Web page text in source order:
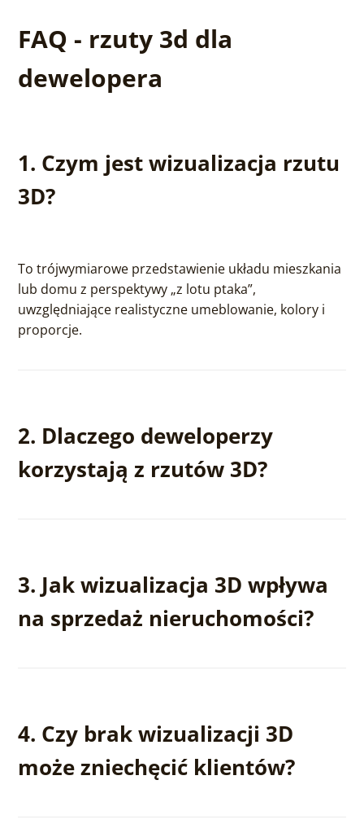
FAQ - rzuty 3d dla
dewelopera
1. Czym jest wizualizacja rzutu
3D?
To trójwymiarowe przedstawienie układu mieszkania
lub domu z perspektywy „z lotu ptaka”,
uwzględniające realistyczne umeblowanie, kolory i
proporcje.
2. Dlaczego deweloperzy
korzystają z rzutów 3D?
potrzeby analizowania trudnych planów
technicznych.
3. Jak wizualizacja 3D wpływa
na sprzedaż nieruchomości?
zaangażowanie i skraca czas sprzedaży.
4. Czy brak wizualizacji 3D
może zniechęcić klientów?